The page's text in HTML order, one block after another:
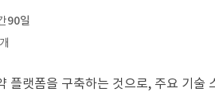
90일
플랫폼을 구축하는 것으로, 주요 기술